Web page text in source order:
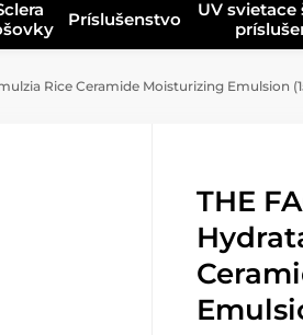
Príslušenstvo
UV svietace
Rice Ceramide Moisturizing Emulsion
THE